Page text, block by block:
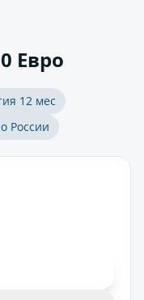
Евро
12 мес
России